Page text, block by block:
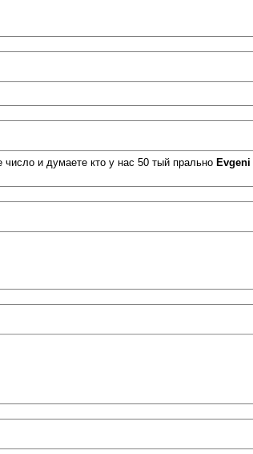
и думаете кто у нас 50 тый прально Evgeni